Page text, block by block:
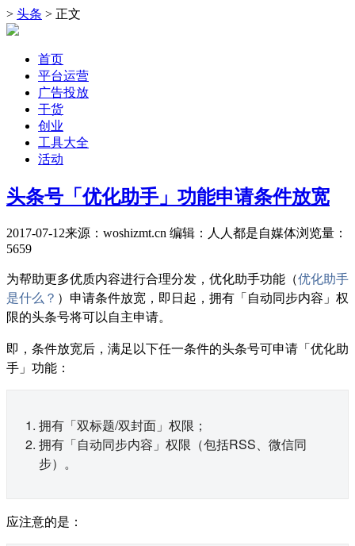
> 头条 > 正文
首页
平台运营
广告投放
干货
创业
工具大全
活动
头条号「优化助手」功能申请条件放宽
2017-07-12来源：woshizmt.cn 编辑：人人都是自媒体浏览量：
5659
为帮助更多优质内容进行合理分发，优化助手功能（优化助手
是什么？ ）申请条件放宽，即日起，拥有「自动同步内容」权
限的头条号将可以自主申请。
即，条件放宽后，满足以下任一条件的头条号可申请「优化助
手」功能：
拥有「双标题/双封面」权限；
拥有「自动同步内容」权限（包括RSS、微信同
步）。
应注意的是：